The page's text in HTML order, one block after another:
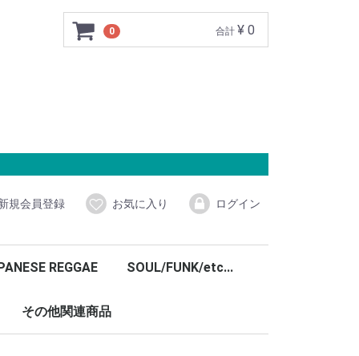
0 合計 ¥ 0
規会員登録 お気に入り ログイン
REGGAE SOUL/FUNK/etc...
その他関連商品